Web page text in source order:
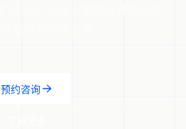
预约咨询